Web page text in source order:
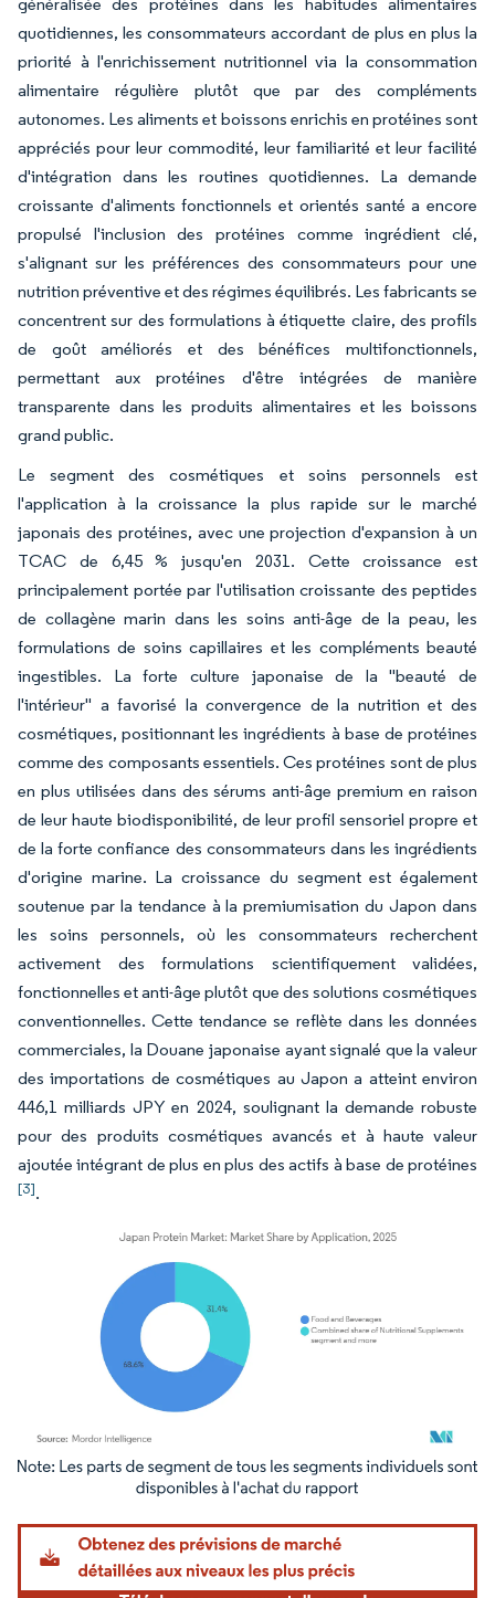
quotidiennes, les consommateurs accordant de plus en plus la
priorité à l'enrichissement nutritionnel via la consommation
alimentaire régulière plutôt que par des compléments
autonomes. Les aliments et boissons enrichis en protéines sont
appréciés pour leur commodité, leur familiarité et leur facilité
d'intégration dans les routines quotidiennes. La demande
croissante d'aliments fonctionnels et orientés santé a encore
propulsé l'inclusion des protéines comme ingrédient clé,
s'alignant sur les préférences des consommateurs pour une
nutrition préventive et des régimes équilibrés. Les fabricants se
concentrent sur des formulations à étiquette claire, des profils
de goût améliorés et des bénéfices multifonctionnels,
permettant aux protéines d'être intégrées de manière
transparente dans les produits alimentaires et les boissons
grand public.
Le segment des cosmétiques et soins personnels est
l'application à la croissance la plus rapide sur le marché
japonais des protéines, avec une projection d'expansion à un
TCAC de 6,45 % jusqu'en 2031. Cette croissance est
principalement portée par l'utilisation croissante des peptides
de collagène marin dans les soins anti-âge de la peau, les
formulations de soins capillaires et les compléments beauté
ingestibles. La forte culture japonaise de la "beauté de
l'intérieur" a favorisé la convergence de la nutrition et des
cosmétiques, positionnant les ingrédients à base de protéines
comme des composants essentiels. Ces protéines sont de plus
en plus utilisées dans des sérums anti-âge premium en raison
de leur haute biodisponibilité, de leur profil sensoriel propre et
de la forte confiance des consommateurs dans les ingrédients
d'origine marine. La croissance du segment est également
soutenue par la tendance à la premiumisation du Japon dans
les soins personnels, où les consommateurs recherchent
activement des formulations scientifiquement validées,
fonctionnelles et anti-âge plutôt que des solutions cosmétiques
conventionnelles. Cette tendance se reflète dans les données
commerciales, la Douane japonaise ayant signalé que la valeur
des importations de cosmétiques au Japon a atteint environ
446,1 milliards JPY en 2024, soulignant la demande robuste
pour des produits cosmétiques avancés et à haute valeur
ajoutée intégrant de plus en plus des actifs à base de protéines
[3].
Image © Mordor Intelligence. La réutilisation nécessite une attribution sous CC BY